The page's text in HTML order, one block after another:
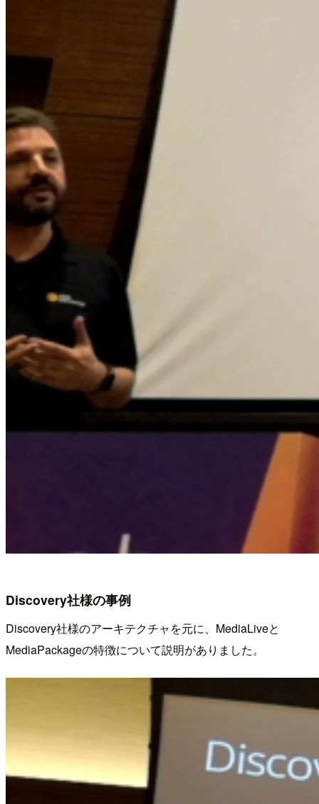
Discovery社様の事例
Discovery社様のアーキテクチャを元に、MediaLiveと
MediaPackageの特徴について説明がありました。